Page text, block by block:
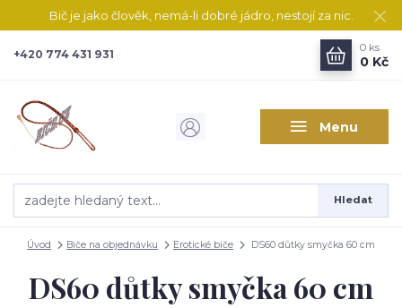
Bič je jako člověk, nemá-li dobré jádro, nestojí za nic.
Menu
Hledat
+420 774 431 931
0 ks
0 Kč
Úvod Biče na objednávku Erotické biče DS60 důtky smyčka 60 cm
DS60 důtky smyčka 60 cm